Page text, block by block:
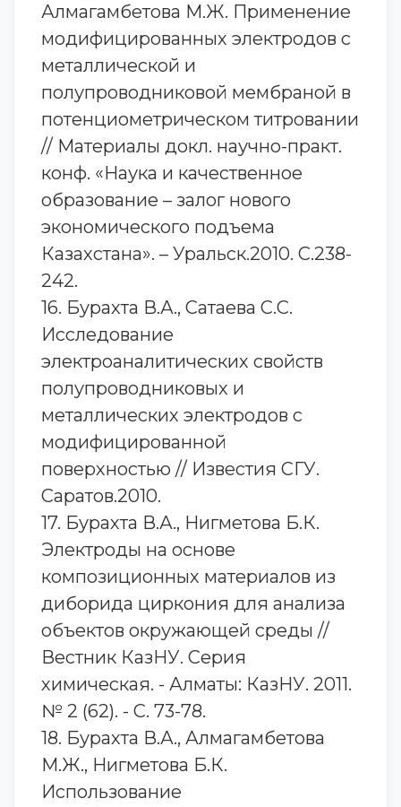
Алмагамбетова М.Ж. Применение
модифицированных электродов с
металлической и
полупроводниковой мембраной в
потенциометрическом титровании
// Материалы докл. научно-практ.
конф. «Наука и качественное
образование – залог нового
экономического подъема
Казахстана». – Уральск.2010. С.238-
242.
16. Бурахта В.А., Сатаева С.С.
Исследование
электроаналитических свойств
полупроводниковых и
металлических электродов с
модифицированной
поверхностью // Известия СГУ.
Саратов.2010.
17. Бурахта В.А., Нигметова Б.К.
Электроды на основе
композиционных материалов из
диборида циркония для анализа
объектов окружающей среды //
Вестник КазНУ. Серия
химическая. - Алматы: КазНУ. 2011.
№ 2 (62). - С. 73-78.
18. Бурахта В.А., Алмагамбетова
М.Ж., Нигметова Б.К.
Использование